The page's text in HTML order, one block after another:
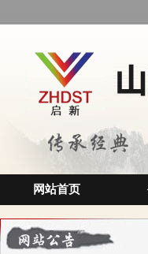
网站首页